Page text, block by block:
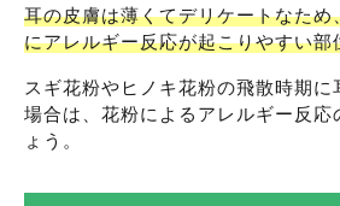
耳の皮膚は薄くてデリケートなた
にアレルギー反応が起こりやすい部
スギ花粉やヒノキ花粉の飛散時期に
場合は、花粉によるアレルギー反応
ょう。